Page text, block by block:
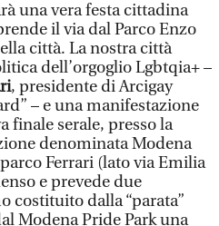
una vera festa cittadina
il via dal Parco Enzo
città. La nostra città
dell’orgoglio Lgbtqia+ –
, presidente di Arcigay
– e una manifestazione
serale, presso la
denominata Modena
Ferrari (lato via Emilia
e prevede due
costituito dalla “parata”
Modena Pride Park una